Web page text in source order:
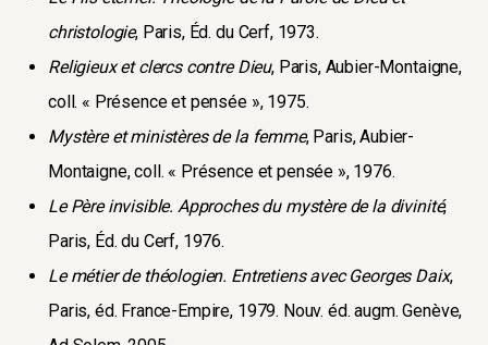
christologie, Paris, Éd. du Cerf, 1973.
Religieux et clercs contre Dieu, Paris, Aubier-Montaigne,
coll. « Présence et pensée », 1975.
Mystère et ministères de la femme, Paris, Aubier-
Montaigne, coll. « Présence et pensée », 1976.
Le Père invisible. Approches du mystère de la divinité,
Paris, Éd. du Cerf, 1976.
Le métier de théologien. Entretiens avec Georges Daix,
Paris, éd. France-Empire, 1979. Nouv. éd. augm. Genève,